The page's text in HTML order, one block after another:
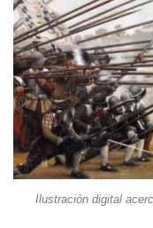
Ilustración digital